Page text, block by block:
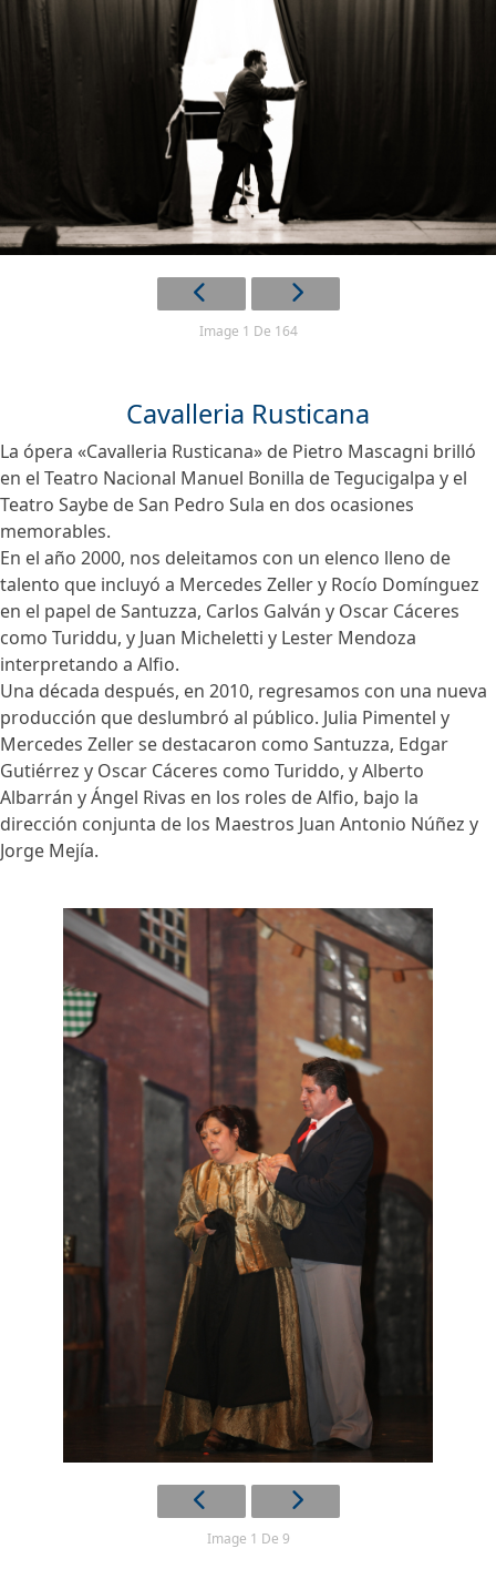
Image 1 De 164
Cavalleria Rusticana
La ópera «Cavalleria Rusticana» de Pietro Mascagni brilló
en el Teatro Nacional Manuel Bonilla de Tegucigalpa y el
Teatro Saybe de San Pedro Sula en dos ocasiones
memorables.
En el año 2000, nos deleitamos con un elenco lleno de
talento que incluyó a Mercedes Zeller y Rocío Domínguez
en el papel de Santuzza, Carlos Galván y Oscar Cáceres
como Turiddu, y Juan Micheletti y Lester Mendoza
interpretando a Alfio.
Una década después, en 2010, regresamos con una nueva
producción que deslumbró al público. Julia Pimentel y
Mercedes Zeller se destacaron como Santuzza, Edgar
Gutiérrez y Oscar Cáceres como Turiddo, y Alberto
Albarrán y Ángel Rivas en los roles de Alfio, bajo la
dirección conjunta de los Maestros Juan Antonio Núñez y
Jorge Mejía.
Image 1 De 9